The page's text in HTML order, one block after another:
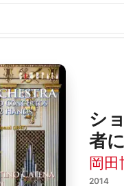
シ
者
岡田
2014